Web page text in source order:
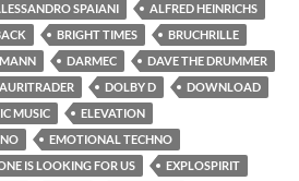
SPAIANI
ALFRED HEINRICHS
BRIGHT TIMES
BRUCHRILLE
DARMEC
DAVE THE DRUMMER
DOLBY D
DOWNLOAD
MUSIC
ELEVATION
EMOTIONAL TECHNO
IS LOOKING FOR US
EXPLOSPIRIT